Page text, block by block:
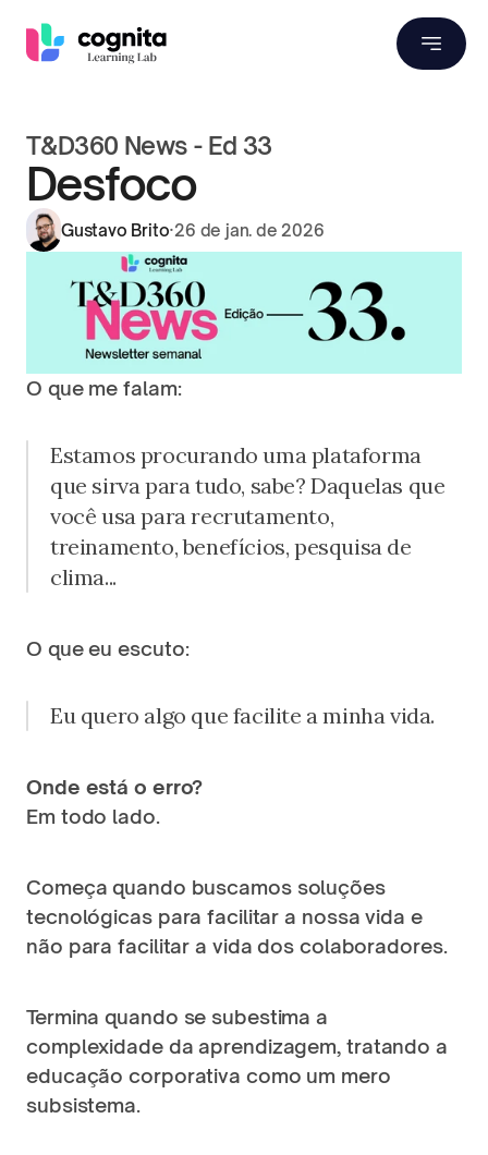
T&D360 News - Ed 33
Desfoco
Gustavo Brito·26 de jan. de 2026
O que me falam:
Estamos procurando uma plataforma
que sirva para tudo, sabe? Daquelas que
você usa para recrutamento,
treinamento, benefícios, pesquisa de
clima...
O que eu escuto:
Eu quero algo que facilite a minha vida.
Onde está o erro?
Em todo lado.
Começa quando buscamos soluções
tecnológicas para facilitar a nossa vida e
não para facilitar a vida dos colaboradores.
Termina quando se subestima a
complexidade da aprendizagem, tratando a
educação corporativa como um mero
subsistema.